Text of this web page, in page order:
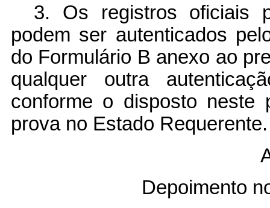
3. Os registros oficiais
podem ser autenticados
do Formulário B anexo ao
qualquer outra
conforme o disposto neste
prova no Estado Requerente.
Depoimento